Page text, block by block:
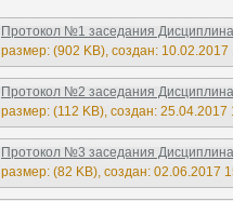
Протокол №1 заседания
размер: (902 KB), создан: 10.02.2017
Протокол №2 заседания
размер: (112 KB), создан: 25.04.2017
Протокол №3 заседания
размер: (82 KB), создан: 02.06.2017